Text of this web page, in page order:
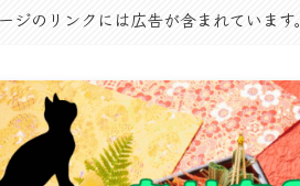
ジのリンクには広告が含まれています。